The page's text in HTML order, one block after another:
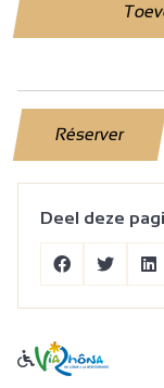
Réserver
Deel deze